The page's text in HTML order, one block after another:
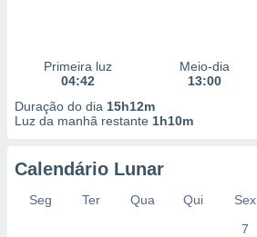
Primeira luz
04:42
Meio-dia
13:00
Duração do dia 15h12m
Luz da manhã restante 1h10m
Calendário Lunar
Seg Ter Qua Qui Sex
7